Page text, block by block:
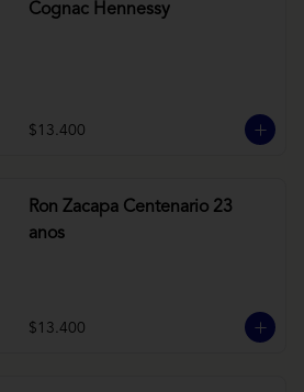
Cognac Hennessy
$13.400
Ron Zacapa Centenario 23
anos
$13.400